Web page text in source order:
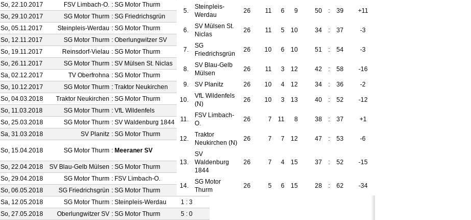
So, 22.10.2017 FSV Limbach-O. : SG Motor Thurm
So, 29.10.2017 SG Motor Thurm : SG Friedrichsgrün
So, 05.11.2017 Steinpleis-Werdau : SG Motor Thurm
4 : 3
So, 12.11.2017 SG Motor Thurm : Oberlungwitzer SV
So, 19.11.2017 Reinsdorf-Vielau : SG Motor Thurm
8 : 1
So, 26.11.2017 SG Motor Thurm : SV Mülsen St. Niclas
Sa, 02.12.2017 TV Oberfrohna : SG Motor Thurm
So, 10.12.2017 SG Motor Thurm : Traktor Neukirchen
3 : 3
So, 04.03.2018 Traktor Neukirchen : SG Motor Thurm
1 : 2
So, 11.03.2018 SG Motor Thurm : VfL Wildenfels
So, 25.03.2018 SG Motor Thurm : SV Waldenburg 1844
2 : 2
Sa, 31.03.2018 SV Planitz : SG Motor Thurm
So, 15.04.2018 SG Motor Thurm : Meeraner SV
(
So, 22.04.2018 SV Blau-Gelb Mülsen : SG Motor Thurm
So, 29.04.2018 SG Motor Thurm : FSV Limbach-O.
So, 06.05.2018 SG Friedrichsgrün : SG Motor Thurm
Sa, 12.05.2018 SG Motor Thurm : Steinpleis-Werdau
1 : 3
So, 27.05.2018 Oberlungwitzer SV : SG Motor Thurm
5 : 0
5.
Steinpleis-
Werdau
26 11 6 9 50 : 39 +11
6.
SV Mülsen St.
Niclas
26 11 5 10 34 : 37 -3
7.
SG
Friedrichsgrün
26 10 6 10 51 : 54 -3
8.
SV Blau-Gelb
Mülsen
26 11 3 12 42 : 58 -16
9. SV Planitz 26 10 4 12 34 : 36 -2
10.
VfL Wildenfels
(N)
26 10 3 13 40 : 52 -12
11.
FSV Limbach-
O.
26 7 11 8 38 : 37 +1
12.
Traktor
Neukirchen (N)
26 7 7 12 47 : 53 -6
13.
SV
Waldenburg
1844
26 7 4 15 37 : 52 -15
14.
SG Motor
Thurm
26 5 6 15 28 : 62 -34